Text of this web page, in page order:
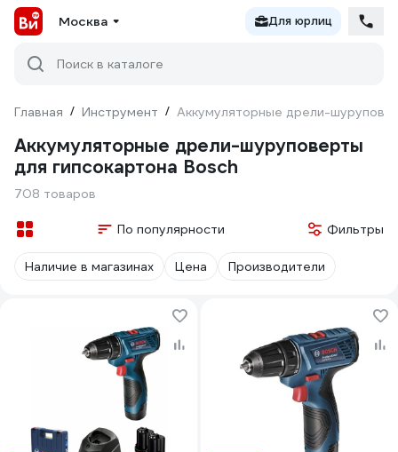
Москва Для юрлиц
Поиск в каталоге
Главная / Инструмент / Аккумуляторные дрели-
Аккумуляторные дрели-шуруповерты
для гипсокартона Bosch
708 товаров
По популярности Фильтры
Наличие в магазинах Цена Производители